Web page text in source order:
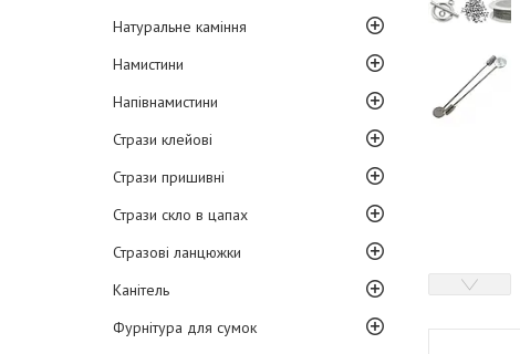
Натуральне каміння
Намистини
Напівнамистини
Стрази клейові
Стрази пришивні
Стрази скло в цапах
Стразові ланцюжки
Канітель
Фурнітура для сумок